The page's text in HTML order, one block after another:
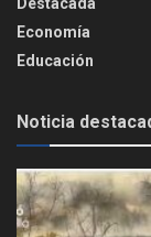
Economía
Educación
Noticia